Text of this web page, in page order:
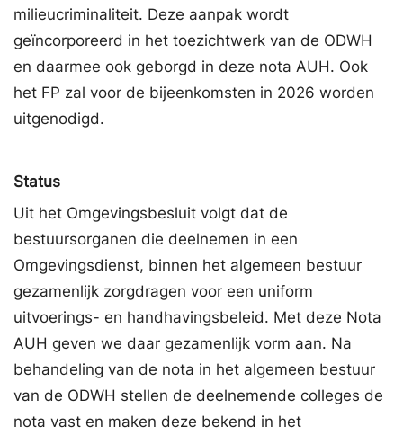
milieucriminaliteit. Deze aanpak wordt
geïncorporeerd in het toezichtwerk van de ODWH
en daarmee ook geborgd in deze nota AUH. Ook
het FP zal voor de bijeenkomsten in 2026 worden
uitgenodigd.
Status
Uit het Omgevingsbesluit volgt dat de
bestuursorganen die deelnemen in een
Omgevingsdienst, binnen het algemeen bestuur
gezamenlijk zorgdragen voor een uniform
uitvoerings- en handhavingsbeleid. Met deze Nota
AUH geven we daar gezamenlijk vorm aan. Na
behandeling van de nota in het algemeen bestuur
van de ODWH stellen de deelnemende colleges de
nota vast en maken deze bekend in het